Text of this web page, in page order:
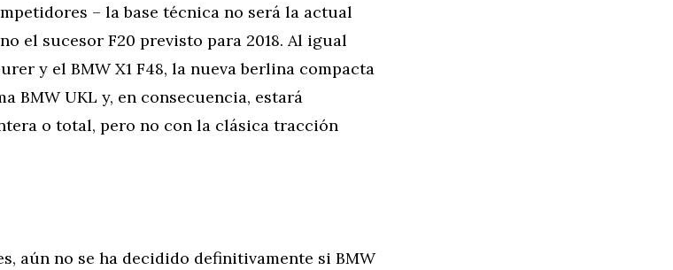
– la base técnica no será la actual
el sucesor F20 previsto para 2018. Al igual
y el BMW X1 F48, la nueva berlina compacta
BMW UKL y, en consecuencia, estará
o total, pero no con la clásica tracción
aún no se ha decidido definitivamente si BMW